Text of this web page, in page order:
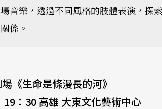
音樂，透過不同風格的肢體表演，探
係。
《生命是條漫長的河》
19：30 高雄 大東文化藝術中心